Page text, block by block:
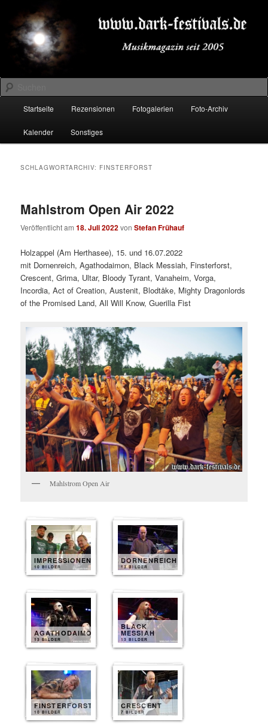
primären
Inhalt
springen
sekundären
Inhalt
springenDARK-FESTIVALS.DE
Suchen
Startseite Rezensionen Fotogalerien Foto-Archiv
Kalender Sonstiges
SCHLAGWORTARCHIV: FINSTERFORST
Mahlstrom Open Air 2022
Veröffentlicht am18. Juli 2022vonStefan Frühauf
Holzappel (Am Herthasee), 15. und 16.07.2022
mit Dornenreich, Agathodaimon, Black Messiah, Finsterforst,
Crescent, Grima, Ultar, Bloody Tyrant, Vanaheim, Vorga,
Incordia, Act of Creation, Austenit, Blodtåke, Mighty Dragonlords
of the Promised Land, All Will Know, Guerilla Fist
Mahlstrom Open Air
IMPRESSIONEN
10 BILDER
DORNENREICH
13 BILDER
AGATHODAIMON
13 BILDER
BLACK
MESSIAH
13 BILDER
FINSTERFORST
10 BILDER
CRESCENT
7 BILDER